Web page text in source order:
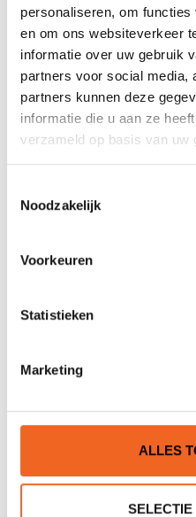
personaliseren, om
en om ons websiteverkeer
informatie over uw gebruik
partners voor social media,
partners kunnen deze
informatie die u aan ze
verzameld op basis van uw
Noodzakelijk
Voorkeuren
Statistieken
Marketing
ALLES
SELECTIE
Gewicht:
Capaciteit:
REVIEWS